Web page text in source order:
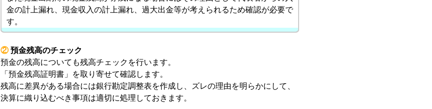
金の計上漏れ、現金収入の計上漏れ、過大出金等が考えられるため確認が必要で
す。
②預金残高のチェック
預金の残高についても残高チェックを行います。
「預金残高証明書」を取り寄せて確認します。
残高に差異がある場合には銀行勘定調整表を作成し、ズレの理由を明らかにして、
決算に織り込むべき事項は適切に処理しておきます。